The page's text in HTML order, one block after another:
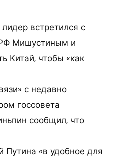
встретился с
Мишустиным и
Китай, чтобы «как
с недавно
госсовета
сообщил, что
Путина «в удобное для